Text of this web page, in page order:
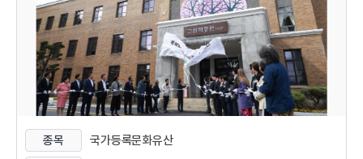
종목
국가등록문화유산